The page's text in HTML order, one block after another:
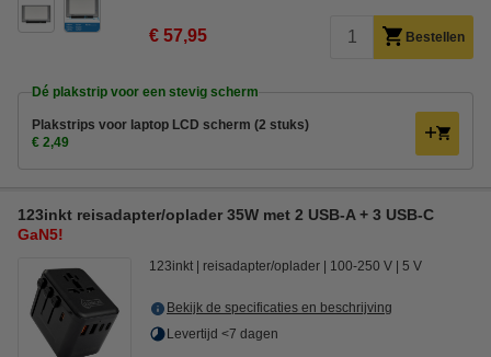
€ 57,95 Bestellen
Dé plakstrip voor een stevig scherm
Plakstrips voor laptop LCD scherm (2 stuks)
€ 2,49
123inkt reisadapter/oplader 35W met 2 USB-A + 3 USB-C
GaN5!
123inkt reisadapter/oplader 100-250 V 5 V
Bekijk de specificaties en beschrijving
Levertijd <7 dagen